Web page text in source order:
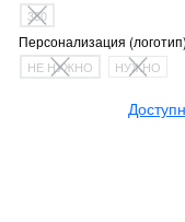
380
Персонализация (логотип)
НЕ НУЖНО НУЖНО